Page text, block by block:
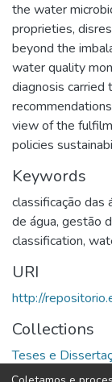
the water
proprieties,
beyond the
water quality
diagnosis carried
view of the
policies
Keywords
classificação das
de água, gestão
classification,
URI
http://
Collections
Teses e